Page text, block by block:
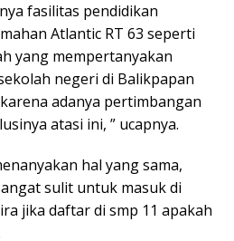
fasilitas pendidikan
Atlantic RT 63 seperti
yang mempertanyakan
negeri di Balikpapan
adanya pertimbangan
atasi ini, ” ucapnya.
hal yang sama,
sulit untuk masuk di
jika daftar di smp 11 apakah